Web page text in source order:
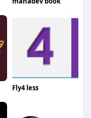
Fly4 less